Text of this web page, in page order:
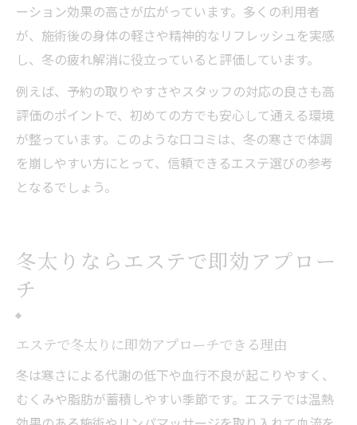
ーション効果の高さが広がっています。多くの利用者
が、施術後の身体の軽さや精神的なリフレッシュを実感
し、冬の疲れ解消に役立っていると評価しています。
例えば、予約の取りやすさやスタッフの対応の良さも高
評価のポイントで、初めての方でも安心して通える環境
が整っています。このような口コミは、冬の寒さで体調
を崩しやすい方にとって、信頼できるエステ選びの参考
となるでしょう。
冬太りならエステで即効アプロー
チ
エステで冬太りに即効アプローチできる理由
冬は寒さによる代謝の低下や血行不良が起こりやすく、
むくみや脂肪が蓄積しやすい季節です。エステでは温熱